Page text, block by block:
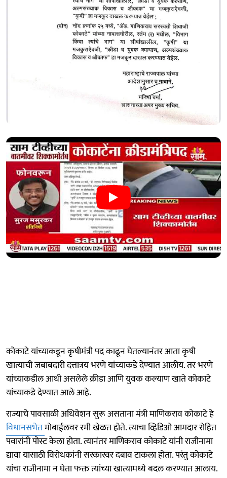
कोकाटे यांच्याकडून कृषीमंत्री पद काढून घेतल्यानंतर आता कृषी
खात्याची जबाबदारी दत्तात्रय भरणे यांच्याकडे देण्यात आलीय. तर भरणे
यांच्याकडील आधी असलेले क्रीडा आणि युवक कल्याण खाते कोकाटे
यांच्याकडे देण्यात आले आहे.
राज्याचे पावसाळी अधिवेशन सुरू असताना मंत्री माणिकराव कोकाटे हे
विधानसभेतमोबाईलवर रमी खेळत होते. त्याचा व्हिडिओ आमदार रोहित
पवारांनी पोस्ट केला होता. त्यानंतर माणिकराव कोकाटे यांनी राजीनामा
द्यावा यासाठी विरोधकांनी सरकारवर दबाव टाकला होता. परंतु कोकाटे
यांचा राजीनामा न घेता फक्त त्यांच्या खात्यामध्ये बदल करण्यात आलाय.